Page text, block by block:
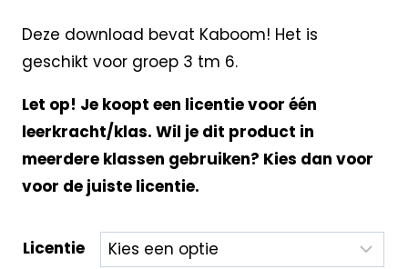
Deze download bevat Kaboom! Het is
geschikt voor groep 3 tm 6.
Let op! Je koopt een licentie voor één
leerkracht/klas. Wil je dit product in
meerdere klassen gebruiken? Kies dan voor
voor de juiste licentie.
Licentie